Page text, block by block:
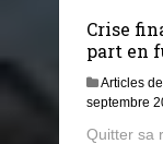
Crise
part en
Articles
septembre
Quitter sa